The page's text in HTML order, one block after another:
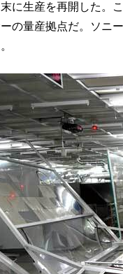
末に生産を再開した。
の量産拠点だ。ソニ